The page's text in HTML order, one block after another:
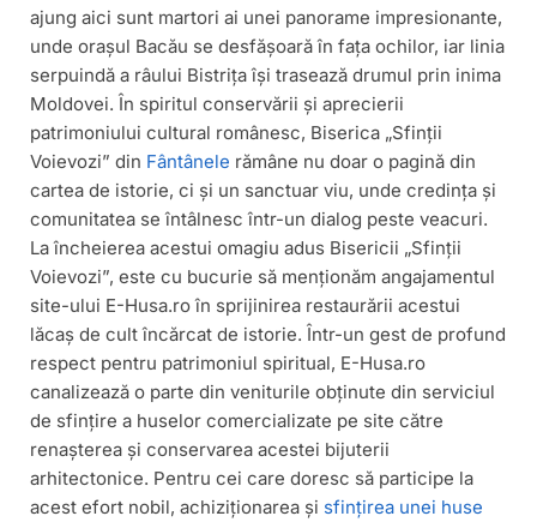
ajung aici sunt martori ai unei panorame impresionante,
unde orașul Bacău se desfășoară în fața ochilor, iar linia
serpuindă a râului Bistrița își trasează drumul prin inima
Moldovei. În spiritul conservării și aprecierii
patrimoniului cultural românesc, Biserica „Sfinții
Voievozi” din Fântânele rămâne nu doar o pagină din
cartea de istorie, ci și un sanctuar viu, unde credința și
comunitatea se întâlnesc într-un dialog peste veacuri.
La încheierea acestui omagiu adus Bisericii „Sfinții
Voievozi”, este cu bucurie să menționăm angajamentul
site-ului E-Husa.ro în sprijinirea restaurării acestui
lăcaș de cult încărcat de istorie. Într-un gest de profund
respect pentru patrimoniul spiritual, E-Husa.ro
canalizează o parte din veniturile obținute din serviciul
de sfințire a huselor comercializate pe site către
renașterea și conservarea acestei bijuterii
arhitectonice. Pentru cei care doresc să participe la
acest efort nobil, achiziționarea și sfințirea unei huse